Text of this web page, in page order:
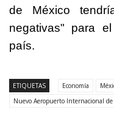
de México
negativas" para
país.
ETIQUETAS Economía
Nuevo Aeropuerto Internacional